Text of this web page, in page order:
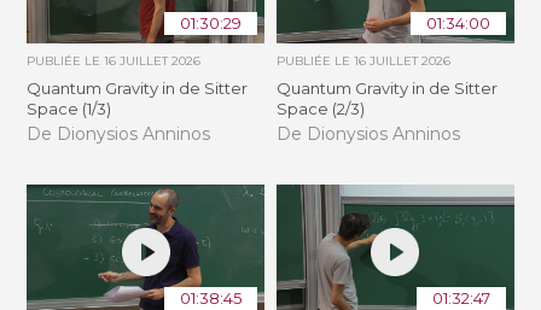
01:30:29
PUBLIÉE LE16 JUILLET 2026
Quantum Gravity in de Sitter
Space (1/3)
De Dionysios Anninos
01:34:00
PUBLIÉE LE 16 JUILLET 2026
Quantum Gravity in de Sitter
Space (2/3)
De Dionysios Anninos
01:38:45 01:32:47